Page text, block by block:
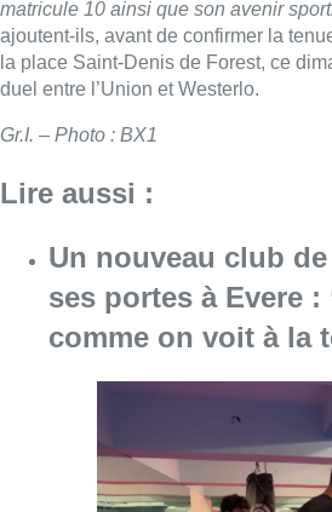
matricule 10 ainsi que son avenir
ajoutent-ils, avant de confirmer la
la place Saint-Denis de Forest, ce
duel entre l’Union et Westerlo.
Gr.I. – Photo : BX1
Lire aussi :
Un nouveau club
ses portes à Evere :
comme on voit à la